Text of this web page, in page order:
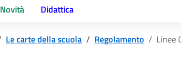
Novità Didattica
Le carte della scuola Regolamento Linee